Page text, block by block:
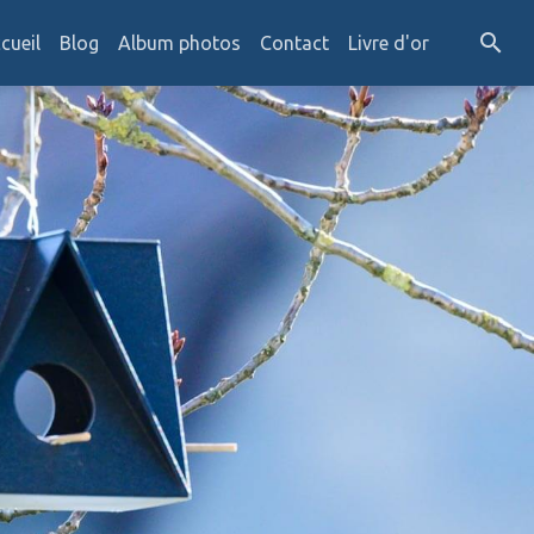
Blog Album photos Contact Livre d'or